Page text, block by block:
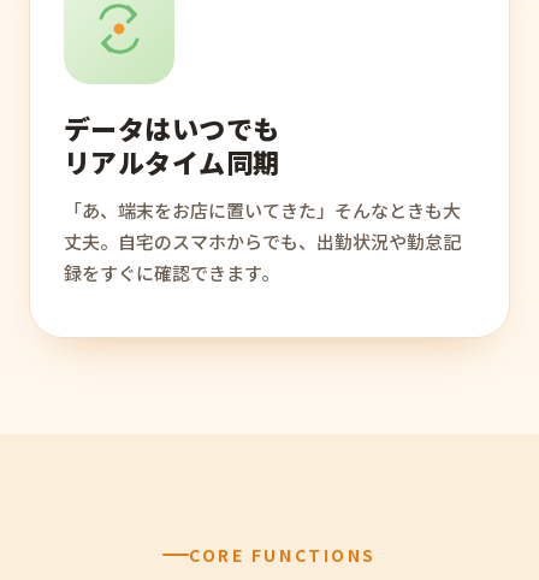
データはいつでも
リアルタイム同期
「あ、端末をお店に置いてきた」そんなときも大
丈夫。自宅のスマホからでも、出勤状況や勤怠記
録をすぐに確認できます。
CORE FUNCTIONS